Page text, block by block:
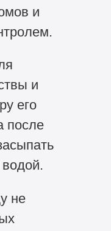
и
и
его
после
не